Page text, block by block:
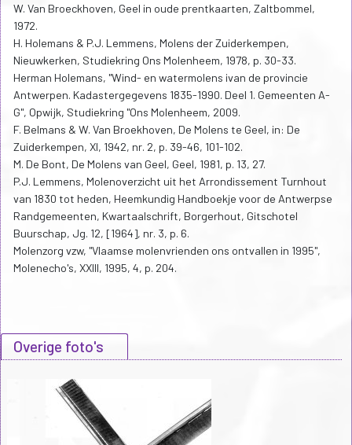
W. Van Broeckhoven, Geel in oude prentkaarten, Zaltbommel,
1972.
H. Holemans & P.J. Lemmens, Molens der Zuiderkempen,
Nieuwkerken, Studiekring Ons Molenheem, 1978, p. 30-33.
Herman Holemans, "Wind- en watermolens ivan de provincie
Antwerpen. Kadastergegevens 1835-1990. Deel 1. Gemeenten A-
G", Opwijk, Studiekring "Ons Molenheem, 2009.
F. Belmans & W. Van Broekhoven, De Molens te Geel, in: De
Zuiderkempen, XI, 1942, nr. 2, p. 39-46, 101-102.
M. De Bont, De Molens van Geel, Geel, 1981, p. 13, 27.
P.J. Lemmens, Molenoverzicht uit het Arrondissement Turnhout
van 1830 tot heden, Heemkundig Handboekje voor de Antwerpse
Randgemeenten, Kwartaalschrift, Borgerhout, Gitschotel
Buurschap, Jg. 12, [1964], nr. 3, p. 6.
Molenzorg vzw, "Vlaamse molenvrienden ons ontvallen in 1995",
Molenecho's, XXIII, 1995, 4, p. 204.
Overige foto's